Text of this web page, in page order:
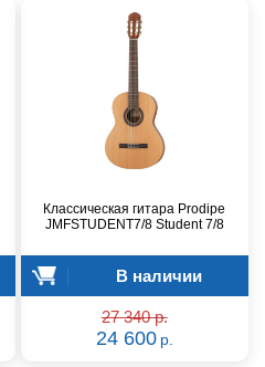
Классическая гитара Prodipe
JMFSTUDENT7/8 Student 7/8
В наличии
27 340 р.
24 600 р.